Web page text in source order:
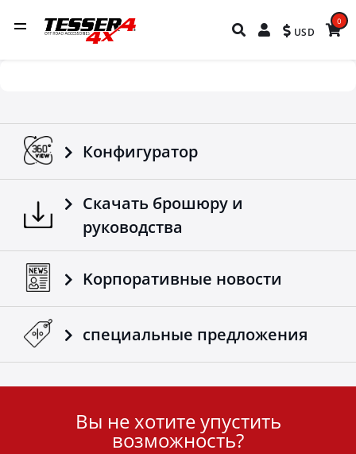
USD
0
Конфигуратор
Скачать брошюру и
руководства
Kорпоративные новости
специальные предложения
Вы не хотите упустить
возможность?